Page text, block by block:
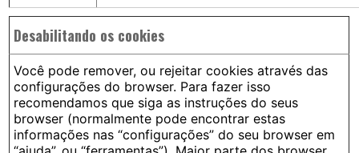
Desabilitando os cookies
Você pode remover, ou rejeitar cookies através das
configurações do browser. Para fazer isso
recomendamos que siga as instruções do seus
browser (normalmente pode encontrar estas
informações nas “configurações” do seu browser em